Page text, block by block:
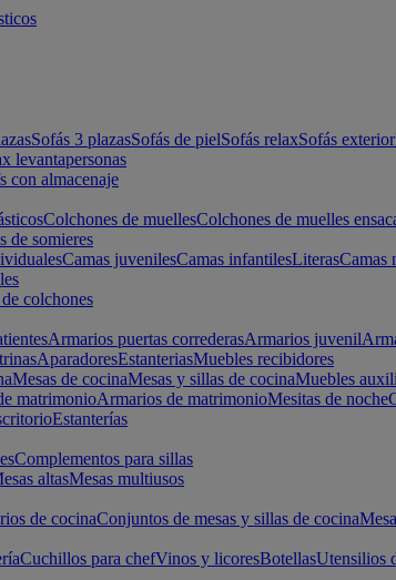
Sofás 3 plazasSofás de pielSofás relaxSofás exterior
levantapersonas
con almacenaje
Colchones de muellesColchones de muelles
de somieres
Camas juvenilesCamas infantilesLiterasCamas
colchones
Armarios puertas correderasArmarios juvenil
AparadoresEstanteriasMuebles recibidores
Mesas de cocinaMesas y sillas de cocinaMuebles
matrimonioArmarios de matrimonioMesitas de noche
Estanterías
Complementos para sillas
altasMesas multiusos
de cocinaConjuntos de mesas y sillas de cocina
Cuchillos para chefVinos y licoresBotellasUtensilios